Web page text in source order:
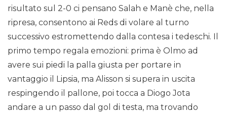
risultato sul 2-0 ci pensano Salah e Manè che, nella
ripresa, consentono ai Reds di volare al turno
successivo estromettendo dalla contesa i tedeschi. Il
primo tempo regala emozioni: prima è Olmo ad
avere sui piedi la palla giusta per portare in
vantaggio il Lipsia, ma Alisson si supera in uscita
respingendo il pallone, poi tocca a Diogo Jota
andare a un passo dal gol di testa, ma trovando